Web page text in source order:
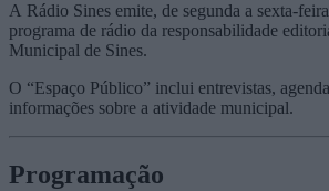
A Rádio Sines emite, de segunda a sexta-
programa de rádio da responsabilidade
Municipal de Sines.
O “Espaço Público” inclui entrevistas,
informações sobre a atividade municipal.
Programação